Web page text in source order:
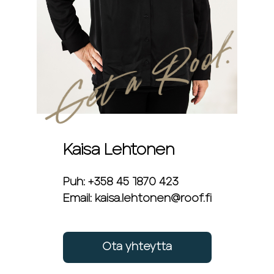
Kaisa Lehtonen
Puh: +358 45 1870 423
Email: kaisa.lehtonen@roof.fi
Ota yhteytta